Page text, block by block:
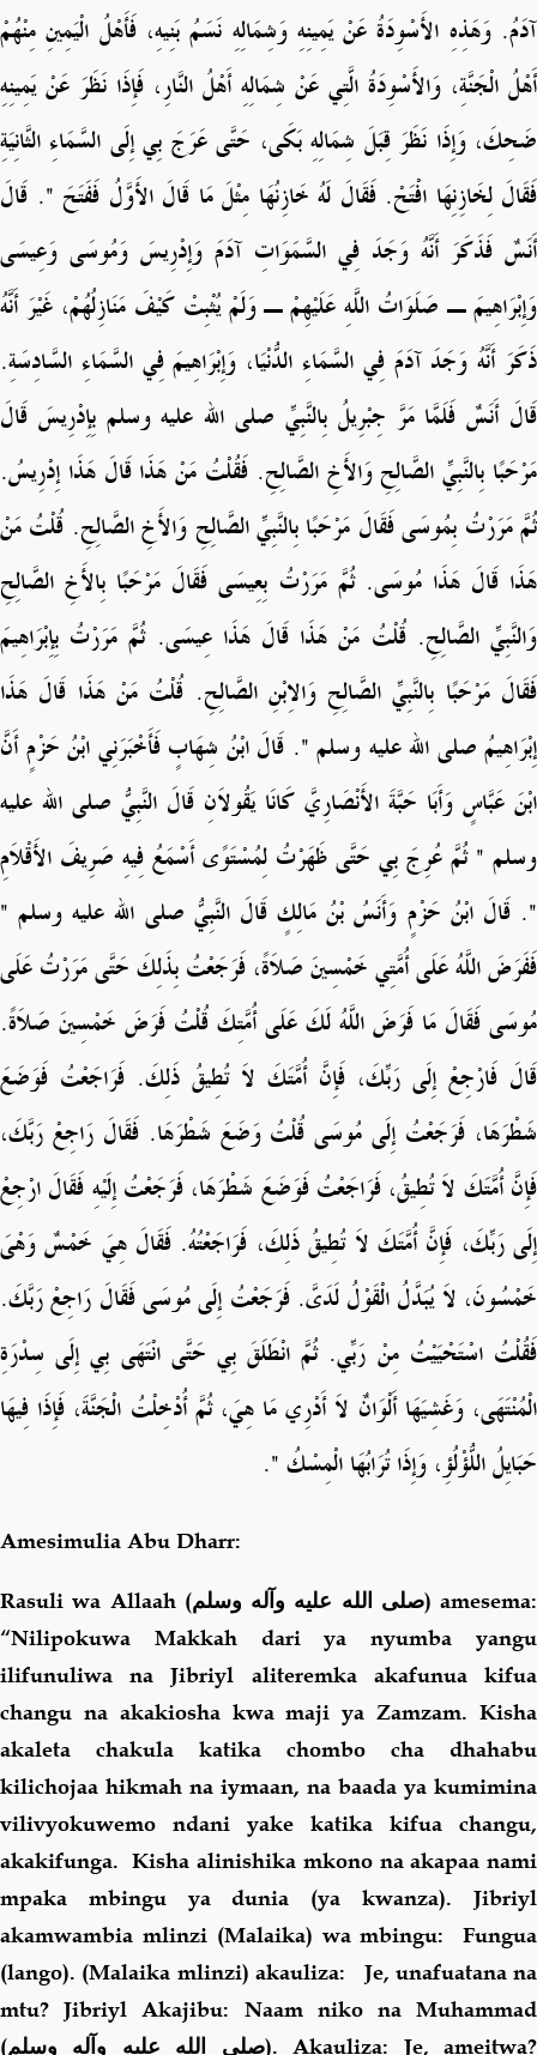
آدَمُ‏.‏ وَهَذِهِ الأَسْوِدَةُ عَنْ يَمِينِهِ وَشِمَالِهِ نَسَمُ بَنِيهِ، فَأَهْلُ الْيَمِينِ مِنْهُمْ
أَهْلُ الْجَنَّةِ، وَالأَسْوِدَةُ الَّتِي عَنْ شِمَالِهِ أَهْلُ النَّارِ، فَإِذَا نَظَرَ عَنْ يَمِينِهِ
ضَحِكَ، وَإِذَا نَظَرَ قِبَلَ شِمَالِهِ بَكَى، حَتَّى عَرَجَ بِي إِلَى السَّمَاءِ الثَّانِيَةِ
فَقَالَ لِخَازِنِهَا افْتَحْ‏.‏ فَقَالَ لَهُ خَازِنُهَا مِثْلَ مَا قَالَ الأَوَّلُ فَفَتَحَ ‏"‏‏.‏ قَالَ
أَنَسٌ فَذَكَرَ أَنَّهُ وَجَدَ فِي السَّمَوَاتِ آدَمَ وَإِدْرِيسَ وَمُوسَى وَعِيسَى
وَإِبْرَاهِيمَ ـ صَلَوَاتُ اللَّهِ عَلَيْهِمْ ـ وَلَمْ يُثْبِتْ كَيْفَ مَنَازِلُهُمْ، غَيْرَ أَنَّهُ
ذَكَرَ أَنَّهُ وَجَدَ آدَمَ فِي السَّمَاءِ الدُّنْيَا، وَإِبْرَاهِيمَ فِي السَّمَاءِ السَّادِسَةِ‏.‏
قَالَ أَنَسٌ فَلَمَّا مَرَّ جِبْرِيلُ بِالنَّبِيِّ صلى الله عليه وسلم بِإِدْرِيسَ قَالَ
مَرْحَبًا بِالنَّبِيِّ الصَّالِحِ وَالأَخِ الصَّالِحِ‏.‏ فَقُلْتُ مَنْ هَذَا قَالَ هَذَا إِدْرِيسُ‏.‏
ثُمَّ مَرَرْتُ بِمُوسَى فَقَالَ مَرْحَبًا بِالنَّبِيِّ الصَّالِحِ وَالأَخِ الصَّالِحِ‏.‏ قُلْتُ مَنْ
هَذَا قَالَ هَذَا مُوسَى‏.‏ ثُمَّ مَرَرْتُ بِعِيسَى فَقَالَ مَرْحَبًا بِالأَخِ الصَّالِحِ
وَالنَّبِيِّ الصَّالِحِ‏.‏ قُلْتُ مَنْ هَذَا قَالَ هَذَا عِيسَى‏.‏ ثُمَّ مَرَرْتُ بِإِبْرَاهِيمَ
فَقَالَ مَرْحَبًا بِالنَّبِيِّ الصَّالِحِ وَالاِبْنِ الصَّالِحِ‏.‏ قُلْتُ مَنْ هَذَا قَالَ هَذَا
إِبْرَاهِيمُ صلى الله عليه وسلم ‏"‏‏.‏ قَالَ ابْنُ شِهَابٍ فَأَخْبَرَنِي ابْنُ حَزْمٍ أَنَّ
ابْنَ عَبَّاسٍ وَأَبَا حَبَّةَ الأَنْصَارِيَّ كَانَا يَقُولاَنِ قَالَ النَّبِيُّ صلى الله عليه
وسلم ‏"‏ ثُمَّ عُرِجَ بِي حَتَّى ظَهَرْتُ لِمُسْتَوًى أَسْمَعُ فِيهِ صَرِيفَ الأَقْلاَمِ
‏"‏‏.‏ قَالَ ابْنُ حَزْمٍ وَأَنَسُ بْنُ مَالِكٍ قَالَ النَّبِيُّ صلى الله عليه وسلم ‏"‏
فَفَرَضَ اللَّهُ عَلَى أُمَّتِي خَمْسِينَ صَلاَةً، فَرَجَعْتُ بِذَلِكَ حَتَّى مَرَرْتُ عَلَى
مُوسَى فَقَالَ مَا فَرَضَ اللَّهُ لَكَ عَلَى أُمَّتِكَ قُلْتُ فَرَضَ خَمْسِينَ صَلاَةً‏.‏
قَالَ فَارْجِعْ إِلَى رَبِّكَ، فَإِنَّ أُمَّتَكَ لاَ تُطِيقُ ذَلِكَ‏.‏ فَرَاجَعْتُ فَوَضَعَ
شَطْرَهَا، فَرَجَعْتُ إِلَى مُوسَى قُلْتُ وَضَعَ شَطْرَهَا‏.‏ فَقَالَ رَاجِعْ رَبَّكَ،
فَإِنَّ أُمَّتَكَ لاَ تُطِيقُ، فَرَاجَعْتُ فَوَضَعَ شَطْرَهَا، فَرَجَعْتُ إِلَيْهِ فَقَالَ ارْجِعْ
إِلَى رَبِّكَ، فَإِنَّ أُمَّتَكَ لاَ تُطِيقُ ذَلِكَ، فَرَاجَعْتُهُ‏.‏ فَقَالَ هِيَ خَمْسٌ وَهْىَ
خَمْسُونَ، لاَ يُبَدَّلُ الْقَوْلُ لَدَىَّ‏.‏ فَرَجَعْتُ إِلَى مُوسَى فَقَالَ رَاجِعْ رَبَّكَ‏.‏
فَقُلْتُ اسْتَحْيَيْتُ مِنْ رَبِّي‏.‏ ثُمَّ انْطَلَقَ بِي حَتَّى انْتَهَى بِي إِلَى سِدْرَةِ
الْمُنْتَهَى، وَغَشِيَهَا أَلْوَانٌ لاَ أَدْرِي مَا هِيَ، ثُمَّ أُدْخِلْتُ الْجَنَّةَ، فَإِذَا فِيهَا
حَبَايِلُ اللُّؤْلُؤِ، وَإِذَا تُرَابُهَا الْمِسْكُ ‏"‏‏.‏
Amesimulia Abu Dharr:
Rasuli wa Allaah (صلى الله عليه وآله وسلم) amesema:
“Nilipokuwa Makkah dari ya nyumba yangu
ilifunuliwa na Jibriyl aliteremka akafunua kifua
changu na akakiosha kwa maji ya Zamzam. Kisha
akaleta chakula katika chombo cha dhahabu
kilichojaa hikmah na iymaan, na baada ya kumimina
vilivyokuwemo ndani yake katika kifua changu,
akakifunga. Kisha alinishika mkono na akapaa nami
mpaka mbingu ya dunia (ya kwanza). Jibriyl
akamwambia mlinzi (Malaika) wa mbingu: Fungua
(lango). (Malaika mlinzi) akauliza: Je, unafuatana na
mtu? Jibriyl Akajibu: Naam niko na Muhammad
(صلى الله عليه وآله وسلم). Akauliza: Je, ameitwa?